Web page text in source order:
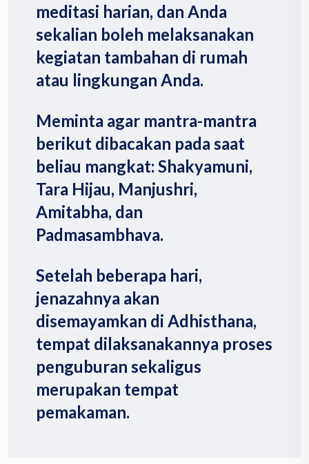
meditasi harian, dan Anda
sekalian boleh melaksanakan
kegiatan tambahan di rumah
atau lingkungan Anda.
Meminta agar mantra-mantra
berikut dibacakan pada saat
beliau mangkat: Shakyamuni,
Tara Hijau, Manjushri,
Amitabha, dan
Padmasambhava.
Setelah beberapa hari,
jenazahnya akan
disemayamkan di Adhisthana,
tempat dilaksanakannya proses
penguburan sekaligus
merupakan tempat
pemakaman.